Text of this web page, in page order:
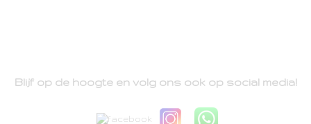
Blijf op de hoogte en volg ons ook op social media!